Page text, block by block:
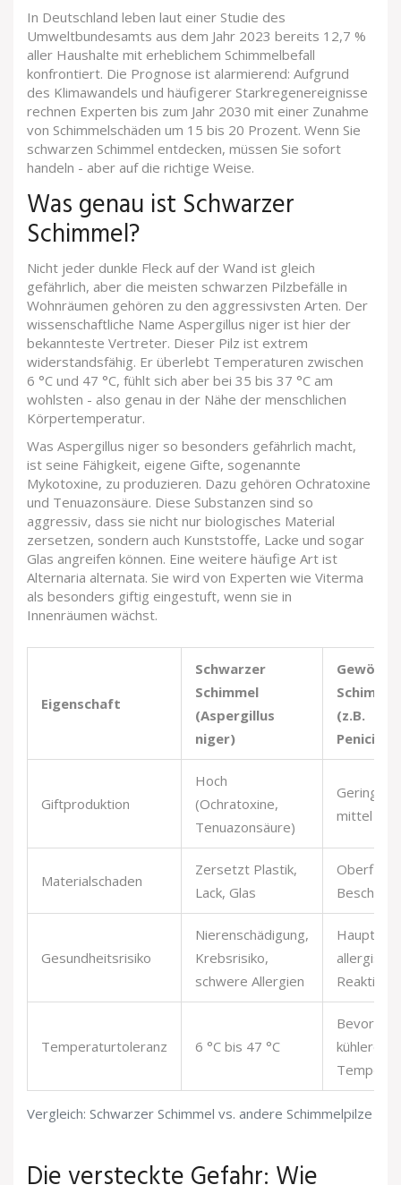
In Deutschland leben laut einer Studie des
Umweltbundesamts aus dem Jahr 2023 bereits 12,7 %
aller Haushalte mit erheblichem Schimmelbefall
konfrontiert. Die Prognose ist alarmierend: Aufgrund
des Klimawandels und häufigerer Starkregenereignisse
rechnen Experten bis zum Jahr 2030 mit einer Zunahme
von Schimmelschäden um 15 bis 20 Prozent. Wenn Sie
schwarzen Schimmel entdecken, müssen Sie sofort
handeln - aber auf die richtige Weise.
Was genau ist Schwarzer
Schimmel?
Nicht jeder dunkle Fleck auf der Wand ist gleich
gefährlich, aber die meisten schwarzen Pilzbefälle in
Wohnräumen gehören zu den aggressivsten Arten. Der
wissenschaftliche Name Aspergillus niger ist hier der
bekannteste Vertreter. Dieser Pilz ist extrem
widerstandsfähig. Er überlebt Temperaturen zwischen
6 °C und 47 °C, fühlt sich aber bei 35 bis 37 °C am
wohlsten - also genau in der Nähe der menschlichen
Körpertemperatur.
Was Aspergillus niger so besonders gefährlich macht,
ist seine Fähigkeit, eigene Gifte, sogenannte
Mykotoxine, zu produzieren. Dazu gehören Ochratoxine
und Tenuazonsäure. Diese Substanzen sind so
aggressiv, dass sie nicht nur biologisches Material
zersetzen, sondern auch Kunststoffe, Lacke und sogar
Glas angreifen können. Eine weitere häufige Art ist
Alternaria alternata. Sie wird von Experten wie Viterma
als besonders giftig eingestuft, wenn sie in
Innenräumen wächst.
Vergleich: Schwarzer Schimmel vs. andere Schimmelpilze
Eigenschaft
Schwarzer
Schimmel
(Aspergillus
niger)
Schimmel
(z.B.
Giftproduktion
Hoch
(Ochratoxine,
Tenuazonsäure)
Gering bis
mittel
Materialschaden
Zersetzt Plastik,
Lack, Glas
Gesundheitsrisiko
Nierenschädigung,
Krebsrisiko,
schwere Allergien
allergische
Temperaturtoleranz 6 °C bis 47 °C
Bevorzugt
kühlere